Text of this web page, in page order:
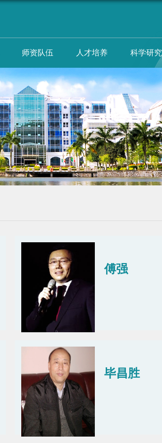
师资队伍 人才培养 科学研究
傅强
毕昌胜